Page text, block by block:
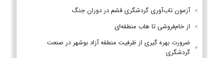
آزمون تاب‌آوری گردشگری قشم در دوران جنگ
از خام‌فروشی تا هاب منطقه‌ای
ضرورت بهره گیری از ظرفیت منطقه آزاد بوشهر در صنعت
گردشگری